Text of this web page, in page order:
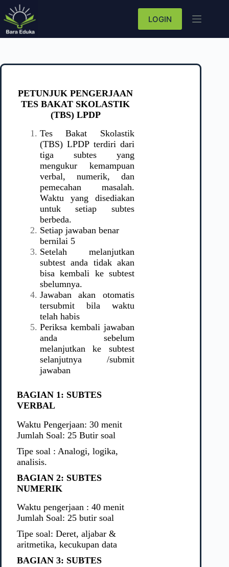
LOGIN
PETUNJUK PENGERJAAN
TESBAKAT SKOLASTIK
(TBS) LPDP
Tes Bakat Skolastik
(TBS) LPDP terdiri dari
tiga subtes yang
mengukur kemampuan
verbal, numerik, dan
pemecahan masalah.
Waktu yang disediakan
untuk setiap subtes
berbeda.
Setiap jawaban benar
bernilai 5
Setelah melanjutkan
subtest anda tidak akan
bisa kembali ke subtest
sbelumnya.
Jawaban akan otomatis
tersubmit bila waktu
telah habis
Periksa kembali jawaban
anda sebelum
melanjutkan ke subtest
selanjutnya /submit
jawaban
BAGIAN 1: SUBTES
VERBAL
Waktu Pengerjaan: 30 menit
Jumlah Soal: 25 Butir soal
Tipe soal : Analogi, logika,
analisis.
BAGIAN 2: SUBTES
NUMERIK
Waktu pengerjaan : 40 menit
Jumlah Soal: 25 butir soal
Tipe soal: Deret, aljabar &
aritmetika, kecukupan data
BAGIAN 3: SUBTES